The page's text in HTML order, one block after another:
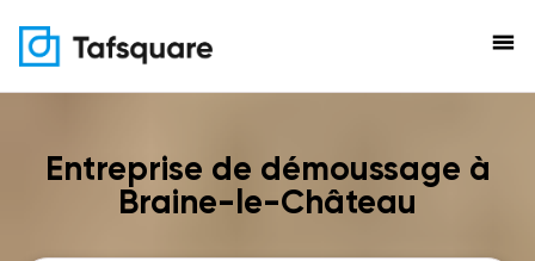
menu
Entreprise de démoussage à
Braine-le-Château